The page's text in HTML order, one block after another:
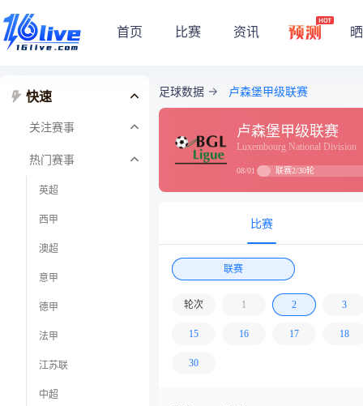
首页 比赛 资讯
快速
关注赛事
热门赛事
英超
西甲
澳超
意甲
德甲
法甲
江苏联
中超
足球数据 卢森堡甲级联赛
卢森堡甲级联赛
Luxembourg National Division
08/01 联赛2/30轮
比赛
联赛
轮次 1 2 3
15 16 17 18
30